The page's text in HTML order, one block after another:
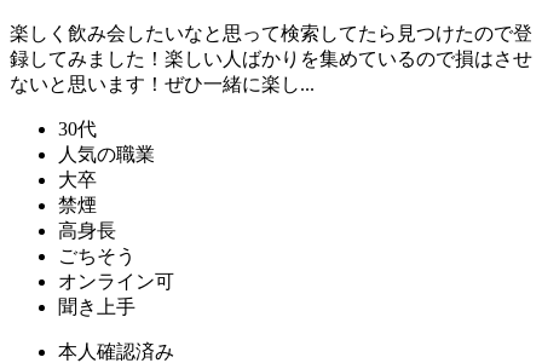
楽しく飲み会したいなと思って検索してたら見つけたので登
録してみました！楽しい人ばかりを集めているので損はさせ
ないと思います！ぜひ一緒に楽し...
30代
人気の職業
大卒
禁煙
高身長
ごちそう
オンライン可
聞き上手
本人確認済み